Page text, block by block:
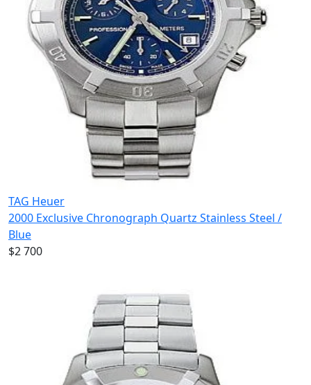
TAG Heuer
2000 Exclusive Chronograph Quartz Stainless Steel /
Blue
$2 700